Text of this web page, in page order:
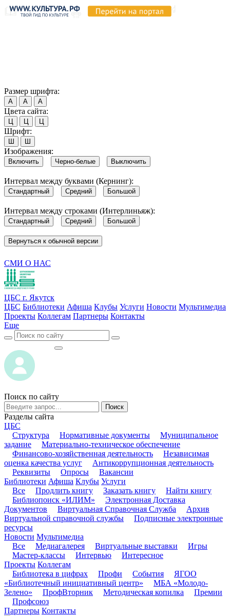
Размер шрифта:
А А А
Цвета сайта:
Ц Ц Ц
Шрифт:
Ш Ш
Изображения:
Включить Черно-белые Выключить
Интервал между буквами (Кернинг):
Стандартный Средний Большой
Интервал между строками (Интерлиньяж):
Стандартный Средний Большой
Вернуться к обычной версии
СМИ О НАС
ЦБС г. Якутск
ЦБС Библиотеки Афиша Клубы Услуги Новости Мультимедиа
Проекты Коллегам Партнеры Контакты
Еще
Поиск по сайту
Поиск
Разделы сайта
ЦБС
Структура
Нормативные документы
Муниципальное
задание
Материально-техническое обеспечение
Финансово-хозяйственная деятельность
Независимая
оценка качества услуг
Антикоррупционная деятельность
Реквизиты
Опросы
Вакансии
Библиотеки Афиша Клубы Услуги
Все
Продлить книгу Заказать книгу
Найти книгу
Библиопоиск «ИЛИМ»
Электронная Доставка
Документов
Виртуальная Справочная Служба
Архив
Виртуальной справочной службы
Подписные электронные
ресурсы
Новости Мультимедиа
Все
Медиагалерея Виртуальные выставки
Игры
Мастер-классы
Интервью
Интересное
Проекты Коллегам
Библиотека в цифрах
Профи События
ЯГОО
«Библиотечный инициативный центр»
МБА «Молодо-
Зелено»
ПрофВторник Методическая копилка
Премии
Профсоюз
Партнеры Контакты